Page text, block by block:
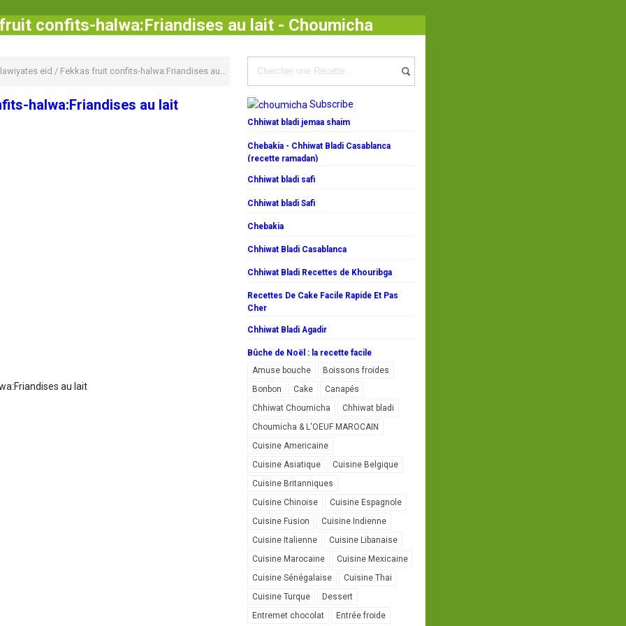
confits-halwa:Friandises au lait - Choumicha
eid / Fekkas fruit confits-halwa:Friandises au lait
halwa:Friandises au lait
au lait
Subscribe
Chhiwat bladi jemaa shaim
Chebakia - Chhiwat Bladi Casablanca
(recette ramadan)
Chhiwat bladi safi
Chhiwat bladi Safi
Chebakia
Chhiwat Bladi Casablanca
Chhiwat Bladi Recettes de Khouribga
Recettes De Cake Facile Rapide Et Pas
Cher
Chhiwat Bladi Agadir
Bûche de Noël : la recette facile
Amuse bouche
Boissons froides
Bonbon
Cake
Canapés
Chhiwat Choumicha
Chhiwat bladi
Choumicha & L'OEUF MAROCAIN
Cuisine Americaine
Cuisine Asiatique
Cuisine Belgique
Cuisine Britanniques
Cuisine Chinoise
Cuisine Espagnole
Cuisine Fusion
Cuisine Indienne
Cuisine Italienne
Cuisine Libanaise
Cuisine Marocaine
Cuisine Mexicaine
Cuisine Sénégalaise
Cuisine Thai
Cuisine Turque
Dessert
Entremet chocolat
Entrée froide